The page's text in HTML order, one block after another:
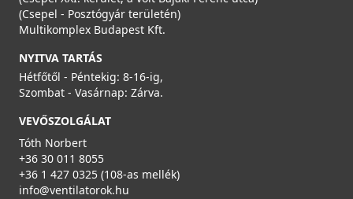
(Csepel - Posztógyár területén)
Multikomplex Budapest Kft.
NYITVA TARTÁS
Hétfőtől - Péntekig: 8-16-ig,
Szombat - Vasárnap: Zárva.
VEVŐSZOLGÁLAT
Tóth Norbert
+36 30 011 8055
+36 1 427 0325 (108-as mellék)
info@ventilatorok.hu